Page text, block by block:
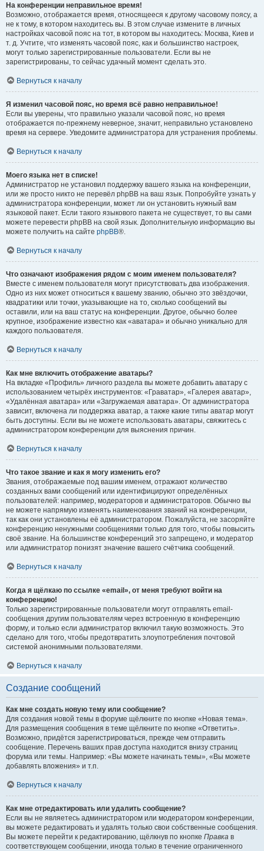
На конференции неправильное время!
Возможно, отображается время, относящееся к другому часовому поясу, а
не к тому, в котором находитесь вы. В этом случае измените в личных
настройках часовой пояс на тот, в котором вы находитесь: Москва, Киев и
т. д. Учтите, что изменять часовой пояс, как и большинство настроек,
могут только зарегистрированные пользователи. Если вы не
зарегистрированы, то сейчас удачный момент сделать это.
Вернуться к началу
Я изменил часовой пояс, но время всё равно неправильное!
Если вы уверены, что правильно указали часовой пояс, но время
отображается по-прежнему неверное, значит, неправильно установлено
время на сервере. Уведомите администратора для устранения проблемы.
Вернуться к началу
Моего языка нет в списке!
Администратор не установил поддержку вашего языка на конференции,
или же просто никто не перевёл phpBB на ваш язык. Попробуйте узнать у
администратора конференции, может ли он установить нужный вам
языковой пакет. Если такого языкового пакета не существует, то вы сами
можете перевести phpBB на свой язык. Дополнительную информацию вы
можете получить на сайте phpBB®.
Вернуться к началу
Что означают изображения рядом с моим именем пользователя?
Вместе с именем пользователя могут присутствовать два изображения.
Одно из них может относиться к вашему званию, обычно это звёздочки,
квадратики или точки, указывающие на то, сколько сообщений вы
оставили, или на ваш статус на конференции. Другое, обычно более
крупное, изображение известно как «аватара» и обычно уникально для
каждого пользователя.
Вернуться к началу
Как мне включить отображение аватары?
На вкладке «Профиль» личного раздела вы можете добавить аватару с
использованием четырёх инструментов: «Граватар», «Галерея аватар»,
«Удалённая аватара» или «Загружаемая аватара». От администратора
зависит, включена ли поддержка аватар, а также какие типы аватар могут
быть доступны. Если вы не можете использовать аватары, свяжитесь с
администратором конференции для выяснения причин.
Вернуться к началу
Что такое звание и как я могу изменить его?
Звания, отображаемые под вашим именем, отражают количество
созданных вами сообщений или идентифицируют определённых
пользователей: например, модераторов и администраторов. Обычно вы
не можете напрямую изменять наименования званий на конференции,
так как они установлены её администратором. Пожалуйста, не засоряйте
конференцию ненужными сообщениями только для того, чтобы повысить
своё звание. На большинстве конференций это запрещено, и модератор
или администратор понизят значение вашего счётчика сообщений.
Вернуться к началу
Когда я щёлкаю по ссылке «email», от меня требуют войти на
конференцию!
Только зарегистрированные пользователи могут отправлять email-
сообщения другим пользователям через встроенную в конференцию
форму, и только если администратор включил такую возможность. Это
сделано для того, чтобы предотвратить злоупотребления почтовой
системой анонимными пользователями.
Вернуться к началу
Создание сообщений
Как мне создать новую тему или сообщение?
Для создания новой темы в форуме щёлкните по кнопке «Новая тема».
Для размещения сообщения в теме щёлкните по кнопке «Ответить».
Возможно, придётся зарегистрироваться, прежде чем отправить
сообщение. Перечень ваших прав доступа находится внизу страниц
форума или темы. Например: «Вы можете начинать темы», «Вы можете
добавлять вложения» и т.п.
Вернуться к началу
Как мне отредактировать или удалить сообщение?
Если вы не являетесь администратором или модератором конференции,
вы можете редактировать и удалять только свои собственные сообщения.
Вы можете перейти к редактированию, щёлкнув по кнопке Правка в
соответствующем сообщении, иногда только в течение ограниченного